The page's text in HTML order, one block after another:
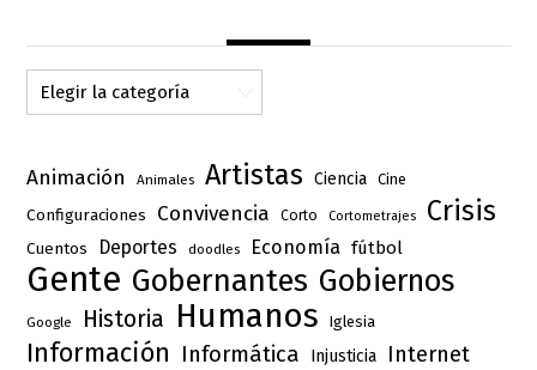
Categorías
Animación Animales Artistas Ciencia Cine
Configuraciones Convivencia Corto Cortometrajes Crisis
Cuentos Deportes doodles Economía fútbol
Gente Gobernantes Gobiernos
Google Historia Humanos Iglesia
Información Informática Injusticia Internet